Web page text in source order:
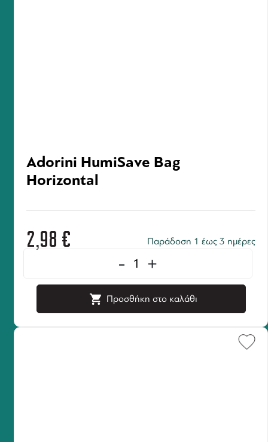
Adorini HumiSave Bag
Horizontal
2,98 € Παράδοση 1 έως 3 ημέρες
- +
Προσθήκη στο καλάθι